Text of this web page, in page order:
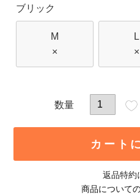
ブリック
M
×
L
×
カート
返品特約
商品について